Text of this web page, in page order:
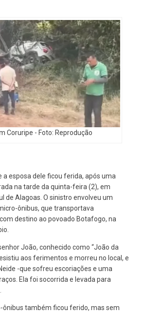
Coruripe - Foto: Reprodução
a esposa dele ficou ferida, após uma
na tarde da quinta-feira (2), em
de Alagoas. O sinistro envolveu um
ônibus, que transportava
destino ao povoado Botafogo, na
João, conhecido como “João da
aos ferimentos e morreu no local, e
-que sofreu escoriações e uma
Ela foi socorrida e levada para
ônibus também ficou ferido, mas sem